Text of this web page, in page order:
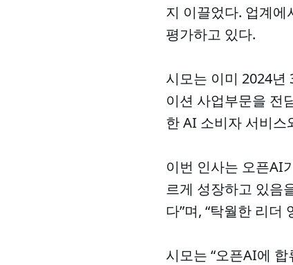
지 이끌었다. 업계에
평가하고 있다.
시모는 이미 2024년
이션 사업부문을 전
한 AI 소비자 서비스
이번 인사는 오픈AI
르게 성장하고 있음
다”며, “탁월한 리더
시모는 “오픈AI에